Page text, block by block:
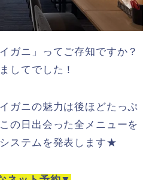
ガニ」ってご存知ですか？
してでした！
ガニの魅力は後ほどたっぷ
の日出会った全メニューを
ステムを発表します★